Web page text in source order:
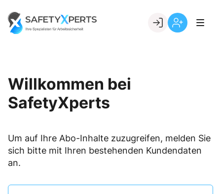
content
Go to landing page.
Willkommen bei
SafetyXperts
Um auf Ihre Abo-Inhalte zuzugreifen, melden Sie
sich bitte mit Ihren bestehenden Kundendaten
an.